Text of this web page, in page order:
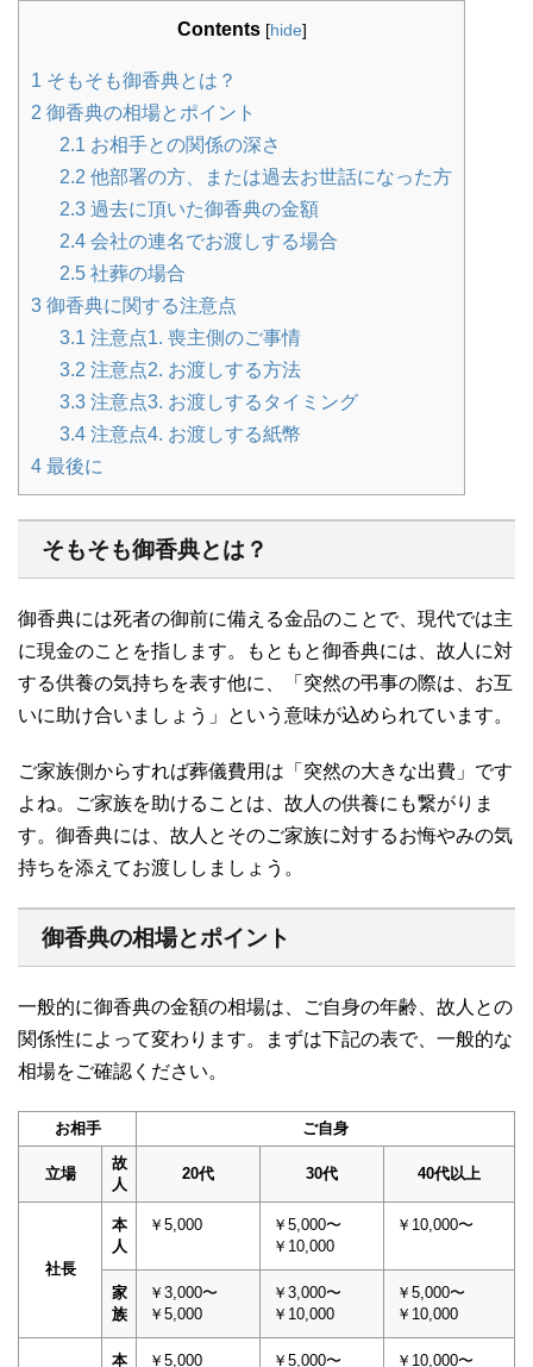
Contents [hide]
1 そもそも御香典とは？
2 御香典の相場とポイント
2.1 お相手との関係の深さ
2.2 他部署の方、または過去お世話になった方
2.3 過去に頂いた御香典の金額
2.4 会社の連名でお渡しする場合
2.5 社葬の場合
3 御香典に関する注意点
3.1 注意点1. 喪主側のご事情
3.2 注意点2. お渡しする方法
3.3 注意点3. お渡しするタイミング
3.4 注意点4. お渡しする紙幣
4 最後に
そもそも御香典とは？
御香典には死者の御前に備える金品のことで、現代では主
に現金のことを指します。もともと御香典には、故人に対
する供養の気持ちを表す他に、「突然の弔事の際は、お互
いに助け合いましょう」という意味が込められています。
ご家族側からすれば葬儀費用は「突然の大きな出費」です
よね。ご家族を助けることは、故人の供養にも繋がりま
す。御香典には、故人とそのご家族に対するお悔やみの気
持ちを添えてお渡ししましょう。
御香典の相場とポイント
一般的に御香典の金額の相場は、ご自身の年齢、故人との
関係性によって変わります。まずは下記の表で、一般的な
相場をご確認ください。
お相手 ご自身
立場
故
人
20代 30代 40代以上
社長
本
人
￥5,000
￥5,000〜
￥10,000
￥10,000〜
家
族
￥3,000〜
￥5,000
￥3,000〜
￥10,000
￥5,000〜
￥10,000
本
￥5,000
￥5,000〜
￥10,000〜